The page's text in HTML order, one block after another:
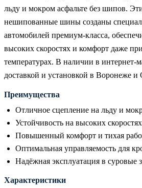
льду и мокром асфальте без шипов.
нешипованные шины созданы
автомобилей премиум-класса,
высоких скоростях и комфорт даже
температурах. В наличии в
доставкой и установкой в Воронеже и
Преимущества
Отличное сцепление на льду и
Устойчивость на высоких скоростях
Повышенный комфорт и тихая
Оптимальная управляемость для
Надёжная эксплуатация в суровые
Характеристики